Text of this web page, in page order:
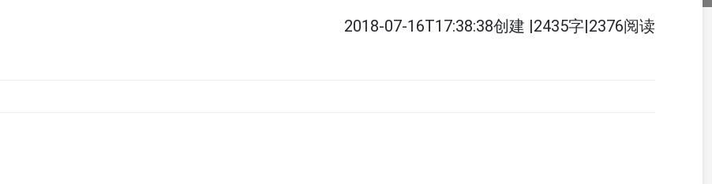
2018-07-16T17:38:38创建 |2435字|2376阅读